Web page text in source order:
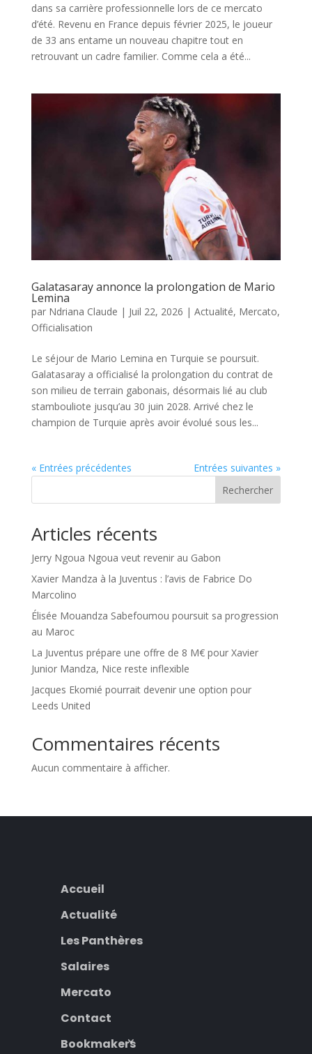
dans sa carrière professionnelle lors de ce mercato
d’été. Revenu en France depuis février 2025, le joueur
de 33 ans entame un nouveau chapitre tout en
retrouvant un cadre familier. Comme cela a été...
Galatasaray annonce la prolongation de Mario
Lemina
par Ndriana Claude | Juil 22, 2026 | Actualité, Mercato,
Officialisation
Le séjour de Mario Lemina en Turquie se poursuit.
Galatasaray a officialisé la prolongation du contrat de
son milieu de terrain gabonais, désormais lié au club
stambouliote jusqu’au 30 juin 2028. Arrivé chez le
champion de Turquie après avoir évolué sous les...
« Entrées précédentes
Entrées suivantes »
Rechercher
Articles récents
Jerry Ngoua Ngoua veut revenir au Gabon
Xavier Mandza à la Juventus : l’avis de Fabrice Do
Marcolino
Élisée Mouandza Sabefoumou poursuit sa progression
au Maroc
La Juventus prépare une offre de 8 M€ pour Xavier
Junior Mandza, Nice reste inflexible
Jacques Ekomié pourrait devenir une option pour
Leeds United
Commentaires récents
Aucun commentaire à afficher.
Accueil
Actualité
Les Panthères
Salaires
Mercato
Contact
Bookmakers